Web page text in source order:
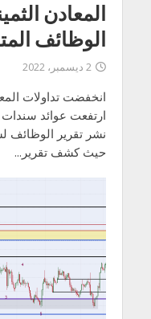
المعادن
الوظائف
2 ديسمبر، 2022
ارتفعت عوائد سندات
نشر تقرير الوظائف
حيث كشف تقرير...